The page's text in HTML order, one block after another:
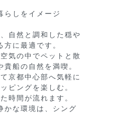
らしをイメージ
自然と調和した穏や
に最適です。
気の中でペットと散
船の自然を満喫。
京都中心部へ気軽に
ピングを楽しむ。
時間が流れます。
かな環境は、シング